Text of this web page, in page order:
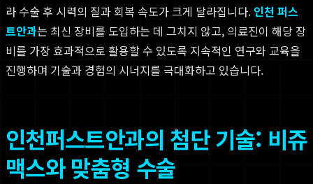
라 수술 후 시력의 질과 회복 속도가 크게 달라집니다. 인천 퍼스
트안과는 최신 장비를 도입하는 데 그치지 않고, 의료진이 해당 장
비를 가장 효과적으로 활용할 수 있도록 지속적인 연구와 교육을
진행하며 기술과 경험의 시너지를 극대화하고 있습니다.
인천퍼스트안과의 첨단 기술: 비쥬
맥스와 맞춤형 수술